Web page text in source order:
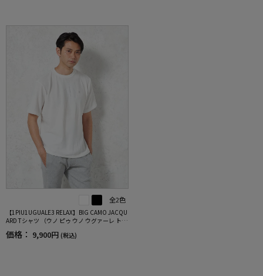
全2色
【1PIU1UGUALE3 RELAX】BIG CAMO JACQU
ARD Tシャツ （ウノ ピゥ ウノ ウグァーレ ト
価格： 9,900円 (税込)